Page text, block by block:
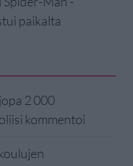
paikalta
2 000
kommentoi